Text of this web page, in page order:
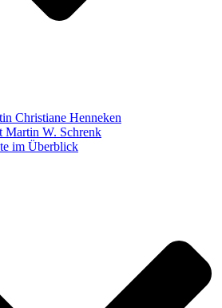
Christiane Henneken
Martin W. Schrenk
im Überblick